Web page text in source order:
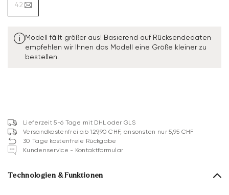
42
Modell fällt größer aus! Basierend auf Rücksendedaten
empfehlen wir Ihnen das Modell eine Größe kleiner zu
bestellen.
Lieferzeit 5-6 Tage mit DHL oder GLS
Versandkostenfrei ab 129,90 CHF, ansonsten nur 5,95 CHF
30 Tage kostenfreie Rückgabe
Kundenservice - Kontaktformular
Technologien & Funktionen